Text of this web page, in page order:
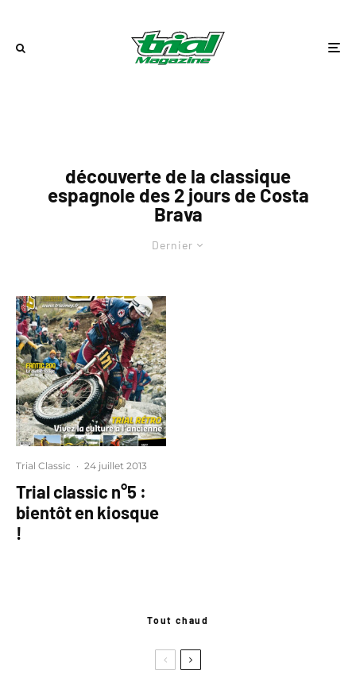
découverte de la classique
espagnole des 2 jours de Costa
Brava
Dernier
Trial Classic · 24 juillet 2013
Trial classic n°5 :
bientôt en kiosque
!
Tout chaud